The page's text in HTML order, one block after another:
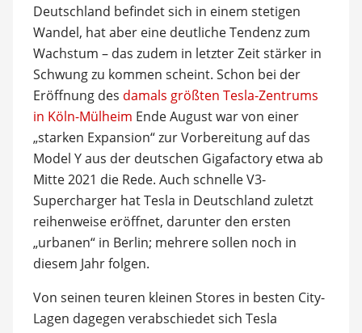
Deutschland befindet sich in einem stetigen
Wandel, hat aber eine deutliche Tendenz zum
Wachstum – das zudem in letzter Zeit stärker in
Schwung zu kommen scheint. Schon bei der
Eröffnung des damals größten Tesla-Zentrums
in Köln-Mülheim Ende August war von einer
„starken Expansion“ zur Vorbereitung auf das
Model Y aus der deutschen Gigafactory etwa ab
Mitte 2021 die Rede. Auch schnelle V3-
Supercharger hat Tesla in Deutschland zuletzt
reihenweise eröffnet, darunter den ersten
„urbanen“ in Berlin; mehrere sollen noch in
diesem Jahr folgen.
Von seinen teuren kleinen Stores in besten City-
Lagen dagegen verabschiedet sich Tesla